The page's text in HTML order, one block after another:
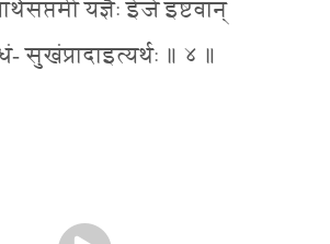
यज्ञैः ईजे इष्टवान्
सुखंप्रादाइत्यर्थः ॥ ४ ॥